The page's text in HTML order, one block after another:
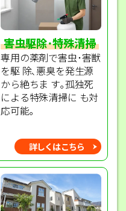
害虫駆除･特殊清掃
専用の薬剤で害虫･害獣
を駆 除､悪臭を発生源
から絶ちま す｡孤独死
による特殊清掃に も対
応可能｡
詳しくはこちら